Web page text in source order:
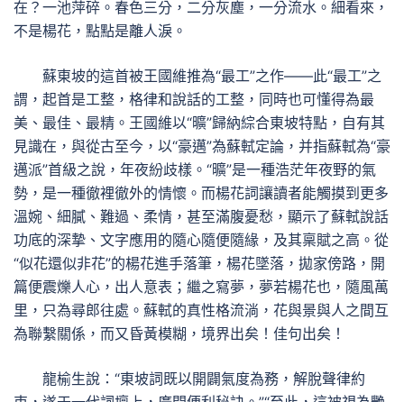
在？一池萍碎。春色三分，二分灰塵，一分流水。細看來，
不是楊花，點點是離人淚。
蘇東坡的這首被王國維推為“最工”之作——此“最工”之
謂，起首是工整，格律和說話的工整，同時也可懂得為最
美、最佳、最精。王國維以“曠”歸納綜合東坡特點，自有其
見識在，與從古至今，以“豪邁”為蘇軾定論，并指蘇軾為“豪
邁派”首級之說，年夜紛歧樣。“曠”是一種浩茫年夜野的氣
勢，是一種徹裡徹外的情懷。而楊花詞讓讀者能觸摸到更多
溫婉、細膩、難過、柔情，甚至滿腹憂愁，顯示了蘇軾說話
功底的深摯、文字應用的隨心隨便隨緣，及其稟賦之高。從
“似花還似非花”的楊花進手落筆，楊花墜落，拋家傍路，開
篇便震爍人心，出人意表；繼之寫夢，夢若楊花也，隨風萬
里，只為尋郎往處。蘇軾的真性格流淌，花與景與人之間互
為聯繫關係，而又昏黃模糊，境界出矣！佳句出矣！
龍榆生說：“東坡詞既以開闢氣度為務，解脫聲律約